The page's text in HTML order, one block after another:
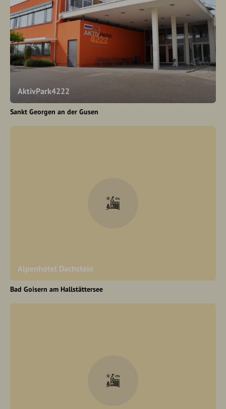
AktivPark4222
Sankt Georgen an der Gusen
Alpenhotel Dachstein
Bad Goisern am Hallstättersee